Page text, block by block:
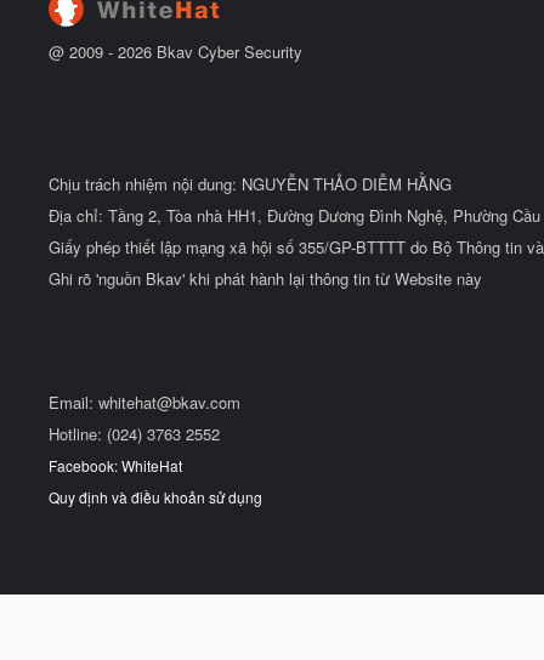
@ 2009 - 2026 Bkav Cyber Security
Chịu trách nhiệm nội dung: NGUYỄN THẢO DIỄM HẰNG
Địa chỉ: Tầng 2, Tòa nhà HH1, Đường Dương Đình Nghệ, Phường
Giấy phép thiết lập mạng xã hội số 355/GP-BTTTT do Bộ Thông tin
Ghi rõ 'nguồn Bkav' khi phát hành lại thông tin từ Website này
Email: whitehat@bkav.com
Hotline: (024) 3763 2552
Facebook: WhiteHat
Quy định và điều khoản sử dụng